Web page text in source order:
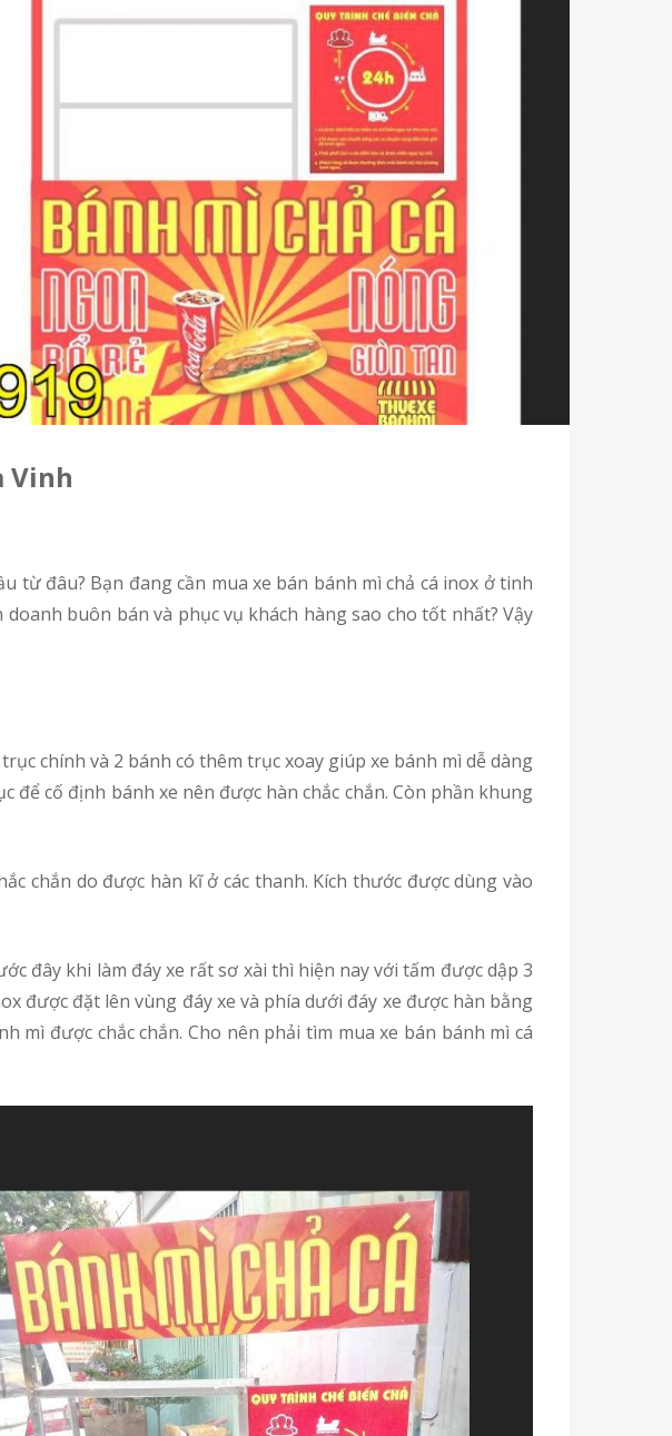
Vinh
buôn bán và phục vụ khách hàng sao cho tốt nhất? Vậy
cố định bánh xe nên được hàn chắc chắn. Còn phần khung
được đặt lên vùng đáy xe và phía dưới đáy xe được hàn bằng
mì được chắc chắn. Cho nên phải tìm mua xe bán bánh mì cá